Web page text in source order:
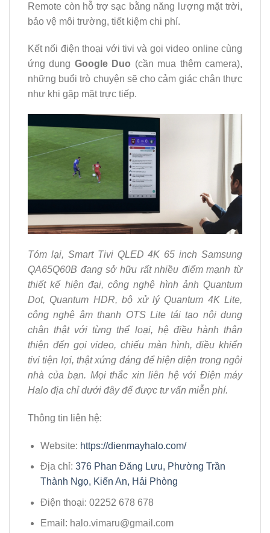
Remote còn hỗ trợ sạc bằng năng lượng mặt trời,
bảo vệ môi trường, tiết kiệm chi phí.
Kết nối điện thoại với tivi và gọi video online cùng
ứng dụng Google Duo (cần mua thêm camera),
những buổi trò chuyện sẽ cho cảm giác chân thực
như khi gặp mặt trực tiếp.
Tóm lại, Smart Tivi QLED 4K 65 inch Samsung
QA65Q60B đang sở hữu rất nhiều điểm mạnh từ
thiết kế hiện đại, công nghệ hình ảnh Quantum
Dot, Quantum HDR, bộ xử lý Quantum 4K Lite,
công nghệ âm thanh OTS Lite tái tạo nội dung
chân thật với từng thể loại, hệ điều hành thân
thiện đến gọi video, chiếu màn hình, điều khiển
tivi tiện lợi, thật xứng đáng để hiện diện trong ngôi
nhà của bạn. Mọi thắc xin liên hệ với Điện máy
Halo địa chỉ dưới đây để được tư vấn miễn phí.
Thông tin liên hệ:
Website: https://dienmayhalo.com/
Địa chỉ: 376 Phan Đăng Lưu, Phường Trần
Thành Ngọ, Kiến An, Hải Phòng
Điện thoại: 02252 678 678
Email: halo.vimaru@gmail.com